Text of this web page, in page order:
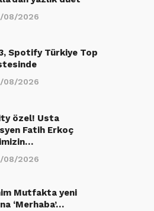
08/2026
Spotify Türkiye Top
08/2026
özel! Usta
Fatih Erkoç
08/2026
Mutfakta yeni
‘Merhaba’…